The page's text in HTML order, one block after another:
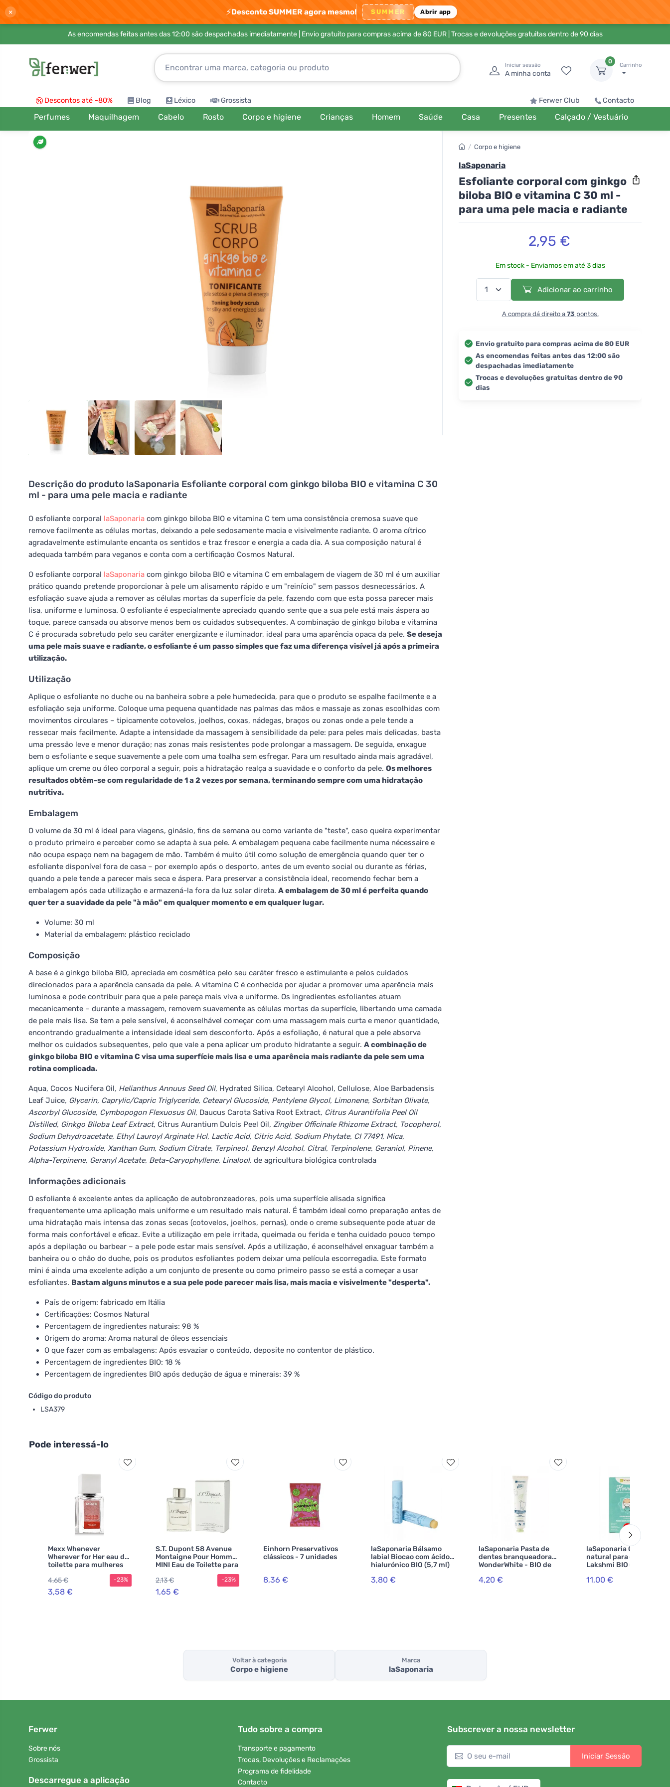
× ⚡Desconto SUMMER agora mesmo! SUMMER Abrir app
As encomendas feitas antes das 12:00 são despachadas imediatamente | Envio gratuito para compras acima de 80 EUR| Trocas e devoluções gratuitas dentro de 90 dias
Iniciar sessão
A minha conta
0
Carrinho
Descontos até -80% Blog Léxico Grossista Ferwer Club Contacto
Perfumes Maquilhagem Cabelo Rosto Corpo e higiene Crianças Homem Saúde Casa Presentes Calçado / Vestuário
Descrição do produto laSaponaria Esfoliante corporal com ginkgo biloba BIO e vitamina C 30
ml - para uma pele macia e radiante
O esfoliante corporal laSaponaria com ginkgo biloba BIO e vitamina C tem uma consistência cremosa suave que
remove facilmente as células mortas, deixando a pele sedosamente macia e visivelmente radiante. O aroma cítrico
agradavelmente estimulante encanta os sentidos e traz frescor e energia a cada dia. A sua composição natural é
adequada também para veganos e conta com a certificação Cosmos Natural.
O esfoliante corporal laSaponaria com ginkgo biloba BIO e vitamina C em embalagem de viagem de 30 ml é um auxiliar
prático quando pretende proporcionar à pele um alisamento rápido e um "reinício" sem passos desnecessários. A
esfoliação suave ajuda a remover as células mortas da superfície da pele, fazendo com que esta possa parecer mais
lisa, uniforme e luminosa. O esfoliante é especialmente apreciado quando sente que a sua pele está mais áspera ao
toque, parece cansada ou absorve menos bem os cuidados subsequentes. A combinação de ginkgo biloba e vitamina
C é procurada sobretudo pelo seu caráter energizante e iluminador, ideal para uma aparência opaca da pele. Se deseja
uma pele mais suave e radiante, o esfoliante é um passo simples que faz uma diferença visível já após a primeira
utilização.
Utilização
Aplique o esfoliante no duche ou na banheira sobre a pele humedecida, para que o produto se espalhe facilmente e a
esfoliação seja uniforme. Coloque uma pequena quantidade nas palmas das mãos e massaje as zonas escolhidas com
movimentos circulares – tipicamente cotovelos, joelhos, coxas, nádegas, braços ou zonas onde a pele tende a
ressecar mais facilmente. Adapte a intensidade da massagem à sensibilidade da pele: para peles mais delicadas, basta
uma pressão leve e menor duração; nas zonas mais resistentes pode prolongar a massagem. De seguida, enxague
bem o esfoliante e seque suavemente a pele com uma toalha sem esfregar. Para um resultado ainda mais agradável,
aplique um creme ou óleo corporal a seguir, pois a hidratação realça a suavidade e o conforto da pele. Os melhores
resultados obtêm-se com regularidade de 1 a 2 vezes por semana, terminando sempre com uma hidratação
nutritiva.
Embalagem
O volume de 30 ml é ideal para viagens, ginásio, fins de semana ou como variante de "teste", caso queira experimentar
o produto primeiro e perceber como se adapta à sua pele. A embalagem pequena cabe facilmente numa nécessaire e
não ocupa espaço nem na bagagem de mão. Também é muito útil como solução de emergência quando quer ter o
esfoliante disponível fora de casa – por exemplo após o desporto, antes de um evento social ou durante as férias,
quando a pele tende a parecer mais seca e áspera. Para preservar a consistência ideal, recomendo fechar bem a
embalagem após cada utilização e armazená-la fora da luz solar direta. A embalagem de 30 ml é perfeita quando
quer ter a suavidade da pele "à mão" em qualquer momento e em qualquer lugar.
Volume: 30 ml
Material da embalagem: plástico reciclado
Composição
A base é a ginkgo biloba BIO, apreciada em cosmética pelo seu caráter fresco e estimulante e pelos cuidados
direcionados para a aparência cansada da pele. A vitamina C é conhecida por ajudar a promover uma aparência mais
luminosa e pode contribuir para que a pele pareça mais viva e uniforme. Os ingredientes esfoliantes atuam
mecanicamente – durante a massagem, removem suavemente as células mortas da superfície, libertando uma camada
de pele mais lisa. Se tem a pele sensível, é aconselhável começar com uma massagem mais curta e menor quantidade,
encontrando gradualmente a intensidade ideal sem desconforto. Após a esfoliação, é natural que a pele absorva
melhor os cuidados subsequentes, pelo que vale a pena aplicar um produto hidratante a seguir. A combinação de
ginkgo biloba BIO e vitamina C visa uma superfície mais lisa e uma aparência mais radiante da pele sem uma
rotina complicada.
Aqua, Cocos Nucifera Oil, Helianthus Annuus Seed Oil, Hydrated Silica, Cetearyl Alcohol, Cellulose, Aloe Barbadensis
Leaf Juice, Glycerin, Caprylic/Capric Triglyceride, Cetearyl Glucoside, Pentylene Glycol, Limonene, Sorbitan Olivate,
Ascorbyl Glucoside, Cymbopogon Flexuosus Oil, Daucus Carota Sativa Root Extract, Citrus Aurantifolia Peel Oil
Distilled, Ginkgo Biloba Leaf Extract, Citrus Aurantium Dulcis Peel Oil, Zingiber Officinale Rhizome Extract, Tocopherol,
Sodium Dehydroacetate, Ethyl Lauroyl Arginate Hcl, Lactic Acid, Citric Acid, Sodium Phytate, CI 77491, Mica,
Potassium Hydroxide, Xanthan Gum, Sodium Citrate, Terpineol, Benzyl Alcohol, Citral, Terpinolene, Geraniol, Pinene,
Alpha-Terpinene, Geranyl Acetate, Beta-Caryophyllene, Linalool. de agricultura biológica controlada
Informações adicionais
O esfoliante é excelente antes da aplicação de autobronzeadores, pois uma superfície alisada significa
frequentemente uma aplicação mais uniforme e um resultado mais natural. É também ideal como preparação antes de
uma hidratação mais intensa das zonas secas (cotovelos, joelhos, pernas), onde o creme subsequente pode atuar de
forma mais confortável e eficaz. Evite a utilização em pele irritada, queimada ou ferida e tenha cuidado pouco tempo
após a depilação ou barbear – a pele pode estar mais sensível. Após a utilização, é aconselhável enxaguar também a
banheira ou o chão do duche, pois os produtos esfoliantes podem deixar uma película escorregadia. Este formato
mini é ainda uma excelente adição a um conjunto de presente ou como primeiro passo se está a começar a usar
esfoliantes. Bastam alguns minutos e a sua pele pode parecer mais lisa, mais macia e visivelmente "desperta".
País de origem: fabricado em Itália
Certificações: Cosmos Natural
Percentagem de ingredientes naturais: 98 %
Origem do aroma: Aroma natural de óleos essenciais
O que fazer com as embalagens: Após esvaziar o conteúdo, deposite no contentor de plástico.
Percentagem de ingredientes BIO: 18 %
Percentagem de ingredientes BIO após dedução de água e minerais: 39 %
Código do produto
LSA379
/ Corpo e higiene
laSaponaria
Esfoliante corporal com ginkgo
biloba BIO e vitamina C 30 ml -
para uma pele macia e radiante
2,95 €
Em stock - Enviamos em até 3 dias
Adicionar ao carrinho
A compra dá direito a 73 pontos.
Envio gratuito para compras acima de 80 EUR
As encomendas feitas antes das 12:00 são
despachadas imediatamente
Trocas e devoluções gratuitas dentro de 90
dias
Pode interessá-lo
Mexx Whenever
Wherever for Her eau de
toilette para mulheres
4,65 €
3,58 €
-23%
S.T. Dupont 58 Avenue
Montaigne Pour Homme
MINI Eau de Toilette para
2,13 €
1,65 €
-23%
Einhorn Preservativos
clássicos - 7 unidades
8,36 €
laSaponaria Bálsamo
labial Biocao com ácido
hialurónico BIO (5,7 ml)
3,80 €
laSaponaria Pasta de
dentes branqueadora
WonderWhite - BIO de
menta e carvão activado
(75 ml)
4,20 €
laSaponaria Corante
natural para o cabelo
Lakshmi BIO (100 g) -
11,00 €
Voltar à categoria
Corpo e higiene
Marca
laSaponaria
Ferwer
Sobre nós
Grossista
Descarregue a aplicação
Tudo sobre a compra
Transporte e pagamento
Trocas, Devoluções e Reclamações
Programa de fidelidade
Contacto
Subscrever a nossa newsletter
Iniciar Sessão